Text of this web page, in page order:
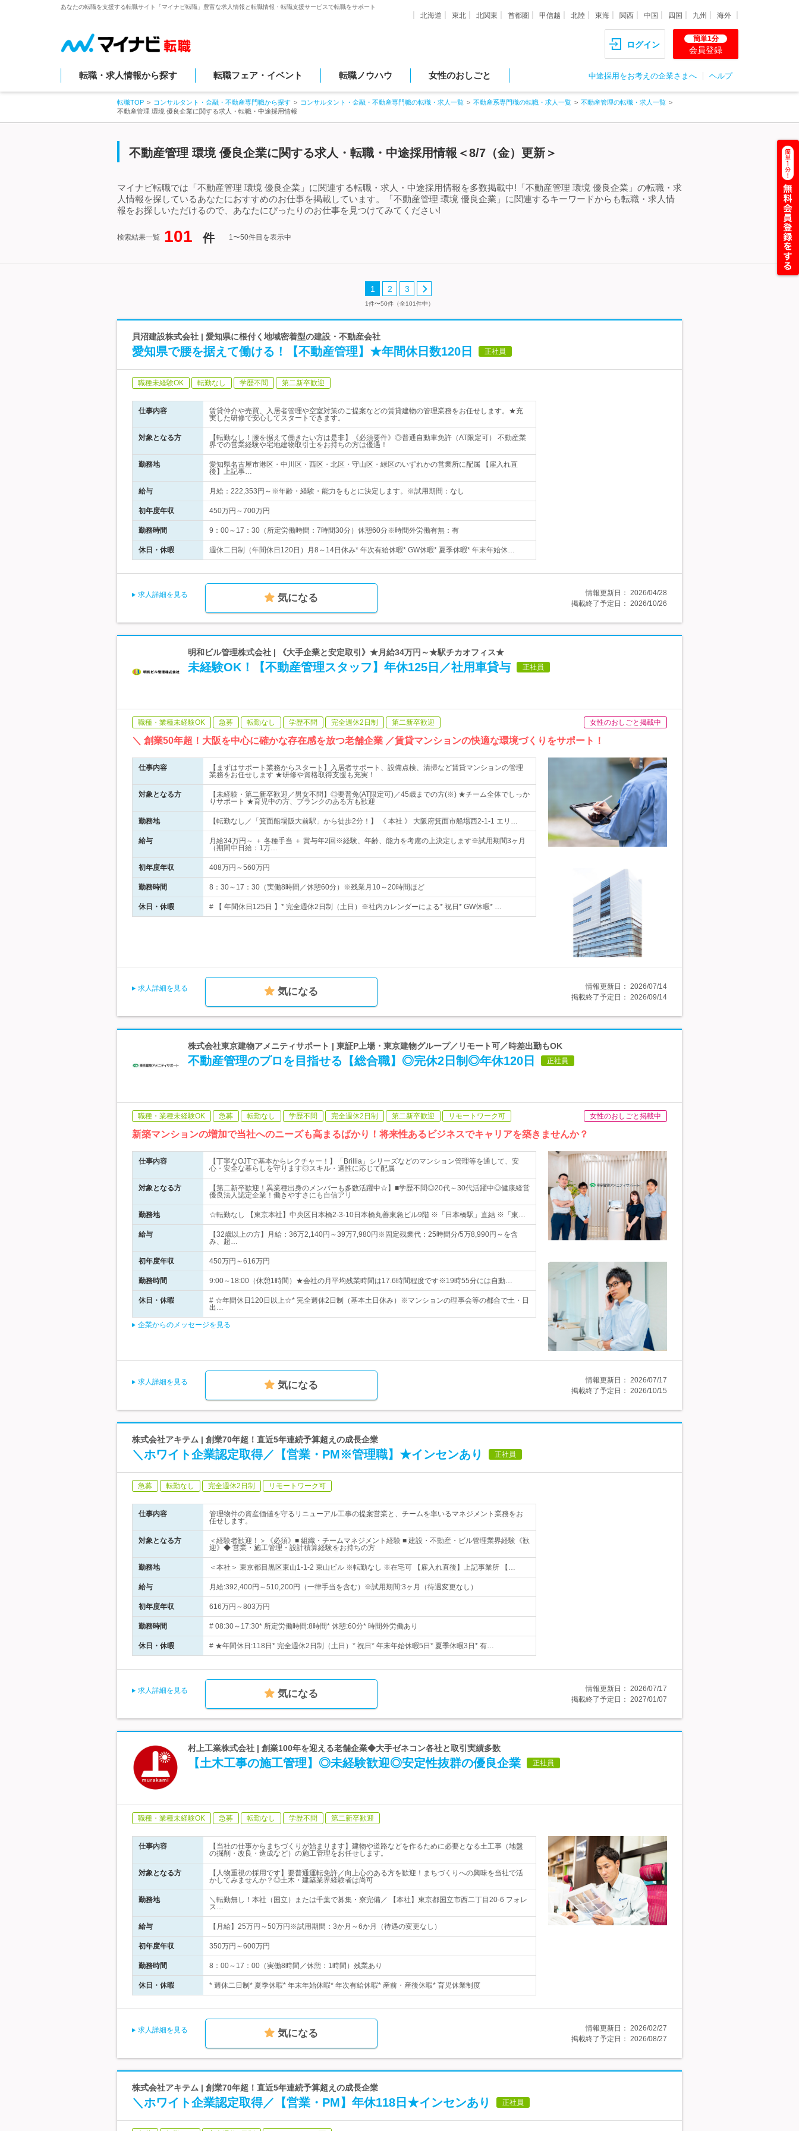
あなたの転職を支援する転職サイト「マイナビ転職」豊富な求人情報と転職情報・転職支援サービスで転職をサポート
北海道 東北 北関東 首都圏 甲信越 北陸 東海 関西 中国 四国 九州 海外
ログイン
簡単1分
会員登録
転職・求人情報から探す 転職フェア・イベント 転職ノウハウ 女性のおしごと 中途採用をお考えの企業さまへ ヘルプ
転職TOP コンサルタント・金融・不動産専門職から探す コンサルタント・金融・不動産専門職の転職・求人一覧 不動産系専門職の転職・求人一覧
不動産管理の転職・求人一覧
不動産管理 環境 優良企業に関する求人・転職・中途採用情報
不動産管理 環境 優良企業に関する求人・転職・中途採用情報＜8/7（金）更新＞
マイナビ転職では「不動産管理 環境 優良企業」に関連する転職・求人・中途採用情報を多数掲載中!「不動産管理 環境 優良企業」の転職・求
人情報を探しているあなたにおすすめのお仕事を掲載しています。「不動産管理 環境 優良企業」に関連するキーワードからも転職・求人情
報をお探しいただけるので、あなたにぴったりのお仕事を見つけてみてください!
検索結果一覧 101 件 1〜50件目を表示中
1 2 3
1件〜50件（全101件中）
貝沼建設株式会社 | 愛知県に根付く地域密着型の建設・不動産会社
愛知県で腰を据えて働ける！【不動産管理】★年間休日数120日 正社員
職種未経験OK 転勤なし 学歴不問 第二新卒歓迎
仕事内容
賃貸仲介や売買、入居者管理や空室対策のご提案などの賃貸建物の管理業務をお任せします。★充
実した研修で安心してスタートできます。
対象となる方
【転勤なし！腰を据えて働きたい方は是非】《必須要件》◎普通自動車免許（AT限定可） 不動産業
界での営業経験や宅地建物取引士をお持ちの方は優遇！
勤務地
愛知県名古屋市港区・中川区・西区・北区・守山区・緑区のいずれかの営業所に配属 【雇入れ直
後】上記事…
給与 月給：222,353円～※年齢・経験・能力をもとに決定します。※試用期間：なし
初年度年収 450万円～700万円
勤務時間 9：00～17：30（所定労働時間：7時間30分）休憩60分※時間外労働有無：有
休日・休暇 週休二日制（年間休日120日）月8～14日休み* 年次有給休暇* GW休暇* 夏季休暇* 年末年始休…
求人詳細を見る 気になる 情報更新日： 2026/04/28
掲載終了予定日： 2026/10/26
明和ビル管理株式会社 | 《大手企業と安定取引》★月給34万円～★駅チカオフィス★
未経験OK！【不動産管理スタッフ】年休125日／社用車貸与 正社員
職種・業種未経験OK 急募 転勤なし 学歴不問 完全週休2日制 第二新卒歓迎 女性のおしごと掲載中
＼ 創業50年超！大阪を中心に確かな存在感を放つ老舗企業 ／賃貸マンションの快適な環境づくりをサポート！
仕事内容
【まずはサポート業務からスタート】入居者サポート、設備点検、清掃など賃貸マンションの管理
業務をお任せします ★研修や資格取得支援も充実！
対象となる方
【未経験・第二新卒歓迎／男女不問】◎要普免(AT限定可)／45歳までの方(※) ★チーム全体でしっか
りサポート ★育児中の方、ブランクのある方も歓迎
勤務地 【転勤なし／「箕面船場阪大前駅」から徒歩2分！】 《 本社 》 大阪府箕面市船場西2‐1‐1 エリ…
給与
月給34万円～ ＋ 各種手当 ＋ 賞与年2回※経験、年齢、能力を考慮の上決定します※試用期間3ヶ月
（期間中日給：1万…
初年度年収 408万円～560万円
勤務時間 8：30～17：30（実働8時間／休憩60分）※残業月10～20時間ほど
休日・休暇 # 【 年間休日125日 】* 完全週休2日制（土日）※社内カレンダーによる* 祝日* GW休暇* …
求人詳細を見る 気になる 情報更新日： 2026/07/14
掲載終了予定日： 2026/09/14
株式会社東京建物アメニティサポート | 東証P上場・東京建物グループ／リモート可／時差出勤もOK
不動産管理のプロを目指せる【総合職】◎完休2日制◎年休120日 正社員
職種・業種未経験OK 急募 転勤なし 学歴不問 完全週休2日制 第二新卒歓迎 リモートワーク可 女性のおしごと掲載中
新築マンションの増加で当社へのニーズも高まるばかり！将来性あるビジネスでキャリアを築きませんか？
仕事内容
【丁寧なOJTで基本からレクチャー！】「Brillia」シリーズなどのマンション管理等を通して、安
心・安全な暮らしを守ります◎スキル・適性に応じて配属
対象となる方
【第二新卒歓迎！異業種出身のメンバーも多数活躍中☆】■学歴不問◎20代～30代活躍中◎健康経営
優良法人認定企業！働きやすさにも自信アリ
勤務地 ☆転勤なし 【東京本社】中央区日本橋2-3-10日本橋丸善東急ビル9階 ※「日本橋駅」直結 ※「東…
給与
【32歳以上の方】月給：36万2,140円～39万7,980円※固定残業代：25時間分/5万8,990円～を含
み、超…
初年度年収 450万円～616万円
勤務時間 9:00～18:00（休憩1時間）★会社の月平均残業時間は17.6時間程度です※19時55分には自動…
休日・休暇
# ☆年間休日120日以上☆* 完全週休2日制（基本土日休み）※マンションの理事会等の都合で土・日
出…
企業からのメッセージを見る
求人詳細を見る 気になる 情報更新日： 2026/07/17
掲載終了予定日： 2026/10/15
株式会社アキテム | 創業70年超！直近5年連続予算超えの成長企業
＼ホワイト企業認定取得／【営業・PM※管理職】★インセンあり 正社員
急募 転勤なし 完全週休2日制 リモートワーク可
仕事内容
管理物件の資産価値を守るリニューアル工事の提案営業と、チームを率いるマネジメント業務をお
任せします。
対象となる方
＜経験者歓迎！＞《必須》■ 組織・チームマネジメント経験 ■ 建設・不動産・ビル管理業界経験《歓
迎》◆ 営業・施工管理・設計積算経験をお持ちの方
勤務地 ＜本社＞ 東京都目黒区東山1-1-2 東山ビル ※転勤なし ※在宅可 【雇入れ直後】上記事業所 【…
給与 月給:392,400円～510,200円（一律手当を含む）※試用期間:3ヶ月（待遇変更なし）
初年度年収 616万円～803万円
勤務時間 # 08:30～17:30* 所定労働時間:8時間* 休憩:60分* 時間外労働あり
休日・休暇 # ★年間休日:118日* 完全週休2日制（土日）* 祝日* 年末年始休暇5日* 夏季休暇3日* 有…
求人詳細を見る 気になる 情報更新日： 2026/07/17
掲載終了予定日： 2027/01/07
村上工業株式会社 | 創業100年を迎える老舗企業◆大手ゼネコン各社と取引実績多数
【土木工事の施工管理】◎未経験歓迎◎安定性抜群の優良企業 正社員
職種・業種未経験OK 急募 転勤なし 学歴不問 第二新卒歓迎
仕事内容
【当社の仕事からまちづくりが始まります】建物や道路などを作るために必要となる土工事（地盤
の掘削・改良・造成など）の施工管理をお任せします。
対象となる方
【人物重視の採用です】要普通運転免許／向上心のある方を歓迎！まちづくりへの興味を当社で活
かしてみませんか？◎土木・建築業界経験者は尚可
勤務地
＼転勤無し！本社（国立）または千葉で募集・寮完備／ 【本社】東京都国立市西二丁目20-6 フォレ
ス…
給与 【月給】25万円～50万円※試用期間：3か月～6か月（待遇の変更なし）
初年度年収 350万円～600万円
勤務時間 8：00～17：00（実働8時間／休憩：1時間）残業あり
休日・休暇 * 週休二日制* 夏季休暇* 年末年始休暇* 年次有給休暇* 産前・産後休暇* 育児休業制度
求人詳細を見る 気になる 情報更新日： 2026/02/27
掲載終了予定日： 2026/08/27
株式会社アキテム | 創業70年超！直近5年連続予算超えの成長企業
＼ホワイト企業認定取得／【営業・PM】年休118日★インセンあり 正社員